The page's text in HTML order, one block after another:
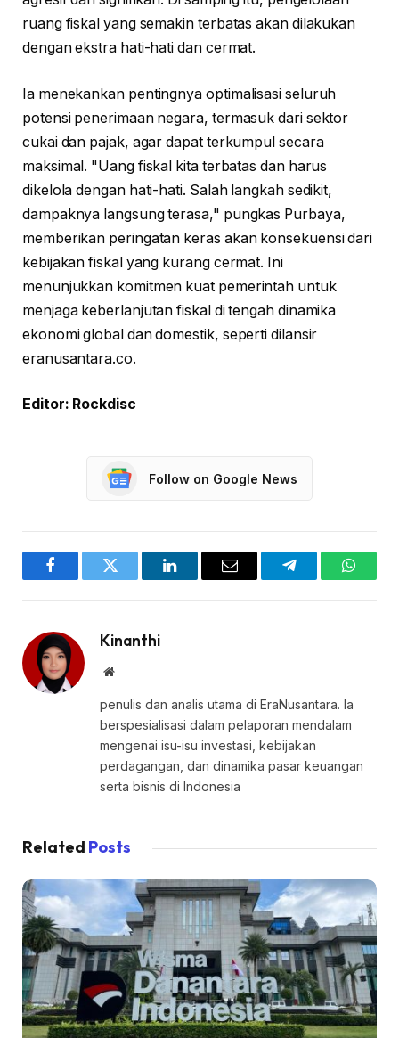
ruang fiskal yang semakin terbatas akan dilakukan
dengan ekstra hati-hati dan cermat.
Ia menekankan pentingnya optimalisasi seluruh
potensi penerimaan negara, termasuk dari sektor
cukai dan pajak, agar dapat terkumpul secara
maksimal. "Uang fiskal kita terbatas dan harus
dikelola dengan hati-hati. Salah langkah sedikit,
dampaknya langsung terasa," pungkas Purbaya,
memberikan peringatan keras akan konsekuensi dari
kebijakan fiskal yang kurang cermat. Ini
menunjukkan komitmen kuat pemerintah untuk
menjaga keberlanjutan fiskal di tengah dinamika
ekonomi global dan domestik, seperti dilansir
eranusantara.co.
Editor: Rockdisc
Follow on Google News
FacebookTwitter LinkedInEmail Telegram
Kinanthi
Website
penulis dan analis utama di EraNusantara. Ia
berspesialisasi dalam pelaporan mendalam
mengenai isu-isu investasi, kebijakan
perdagangan, dan dinamika pasar keuangan
serta bisnis di Indonesia
Related Posts